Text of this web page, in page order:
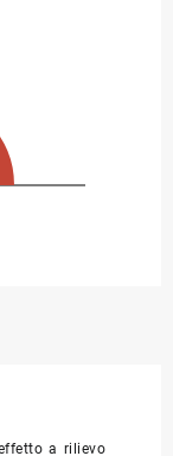
a rilievo